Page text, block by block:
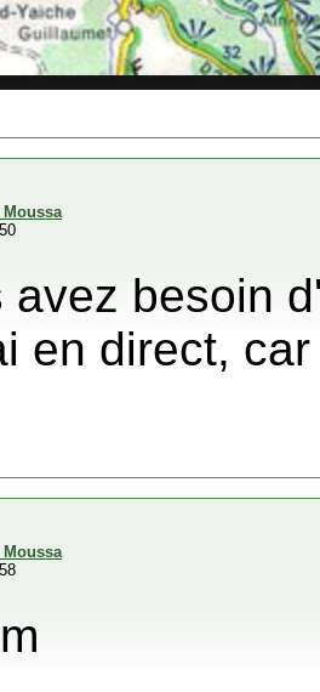
avez besoin
en direct,